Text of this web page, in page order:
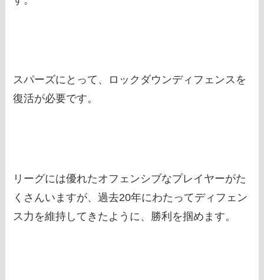
スパーズにとって、ロックダウンディフェンスを
復活が必要です。
リーグには優れたオフェンシブなプレイヤーがた
くさんいますが、過去20年にわたってディフェン
ス力を維持してきたように、勝利を掴めます。